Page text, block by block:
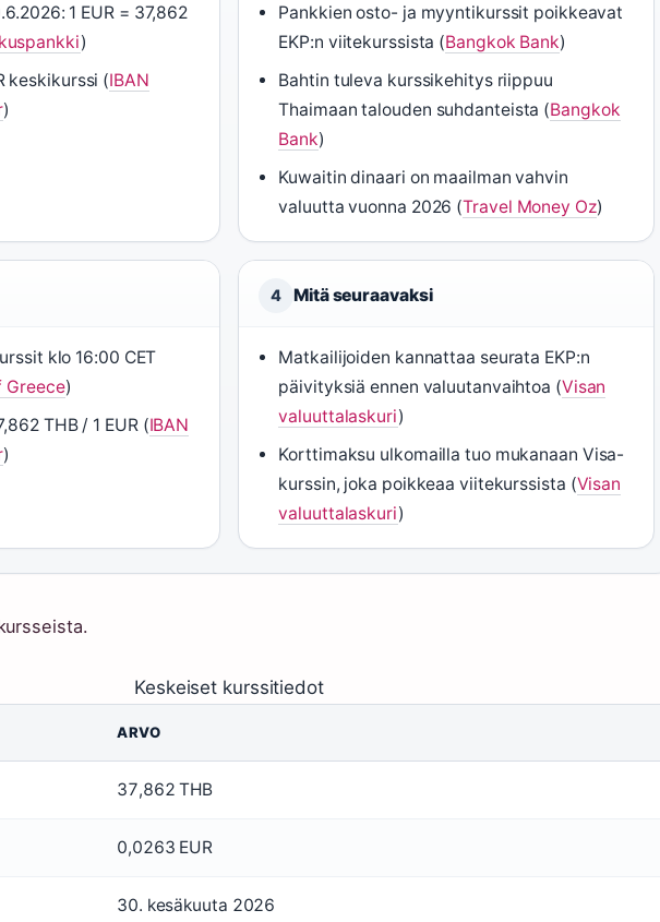
1 EUR = 37,862
)
keskikurssi (IBAN
)
Pankkien osto- ja myyntikurssit poikkeavat
EKP:n viitekurssista (Bangkok Bank)
Bahtin tuleva kurssikehitys riippuu
Thaimaan talouden suhdanteista (Bangkok
Bank)
Kuwaitin dinaari on maailman vahvin
valuutta vuonna 2026 (Travel Money Oz)
klo 16:00 CET
Greece)
THB / 1 EUR (IBAN
)
4 Mitä seuraavaksi
Matkailijoiden kannattaa seurata EKP:n
päivityksiä ennen valuutanvaihtoa (Visan
valuuttalaskuri)
Korttimaksu ulkomailla tuo mukanaan Visa-
kurssin, joka poikkeaa viitekurssista (Visan
valuuttalaskuri)
Keskeiset kurssitiedot
ARVO
37,862 THB
0,0263 EUR
30. kesäkuuta 2026